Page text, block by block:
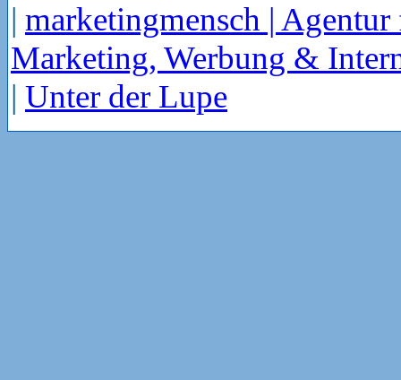
| marketingmensch | Agentur
Marketing, Werbung &
| Unter der Lupe